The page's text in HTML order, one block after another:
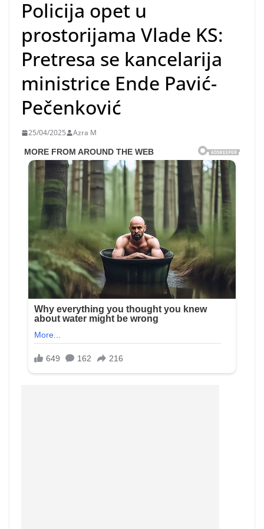
Policija opet u
prostorijama Vlade KS:
Pretresa se kancelarija
ministrice Ende Pavić-
Pečenković
25/04/2025 Azra M